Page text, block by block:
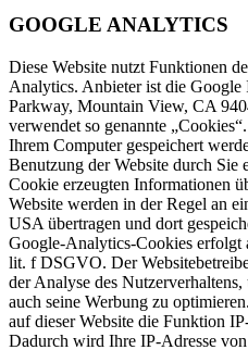
GOOGLE ANALYTICS
Diese Website nutzt Funktionen
Analytics. Anbieter ist die Google
Parkway, Mountain View, CA
verwendet so genannte
Ihrem Computer gespeichert
Benutzung der Website durch Sie
Cookie erzeugten Informationen
Website werden in der Regel an
USA übertragen und dort
Google-Analytics-Cookies erfolgt
lit. f DSGVO. Der
der Analyse des
auch seine Werbung zu optimieren.
auf dieser Website die Funktion
Dadurch wird Ihre IP-Adresse